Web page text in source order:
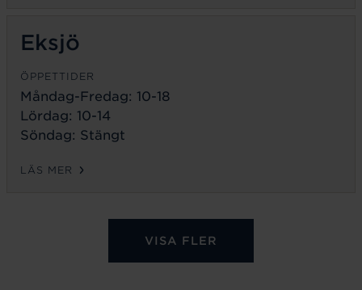
Eksjö
ÖPPETTIDER
Måndag-Fredag: 10-18
Lördag: 10-14
Söndag: Stängt
LÄS MER
VISA FLER